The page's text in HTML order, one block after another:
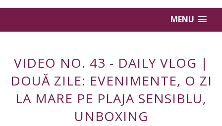
MENU
VIDEO NO. 43 - DAILY VLOG |
DOUĂ ZILE: EVENIMENTE, O ZI
LA MARE PE PLAJA SENSIBLU,
UNBOXING